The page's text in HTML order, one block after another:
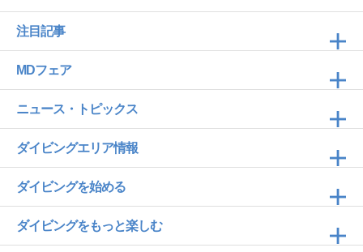
注目記事
MDフェア
ニュース・トピックス
ダイビングエリア情報
ダイビングを始める
ダイビングをもっと楽しむ